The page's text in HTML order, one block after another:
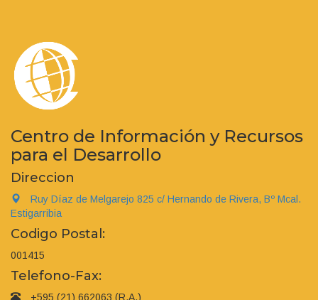
Centro de Información y Recursos
para el Desarrollo
Direccion
Ruy Díaz de Melgarejo 825 c/ Hernando de Rivera, Bº Mcal.
Estigarribia
Codigo Postal:
001415
Telefono-Fax:
+595 (21) 662063 (R.A.)